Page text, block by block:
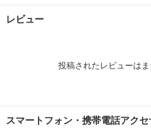
レビュー
投稿されたレビューはま
スマートフォン・携帯電話アク